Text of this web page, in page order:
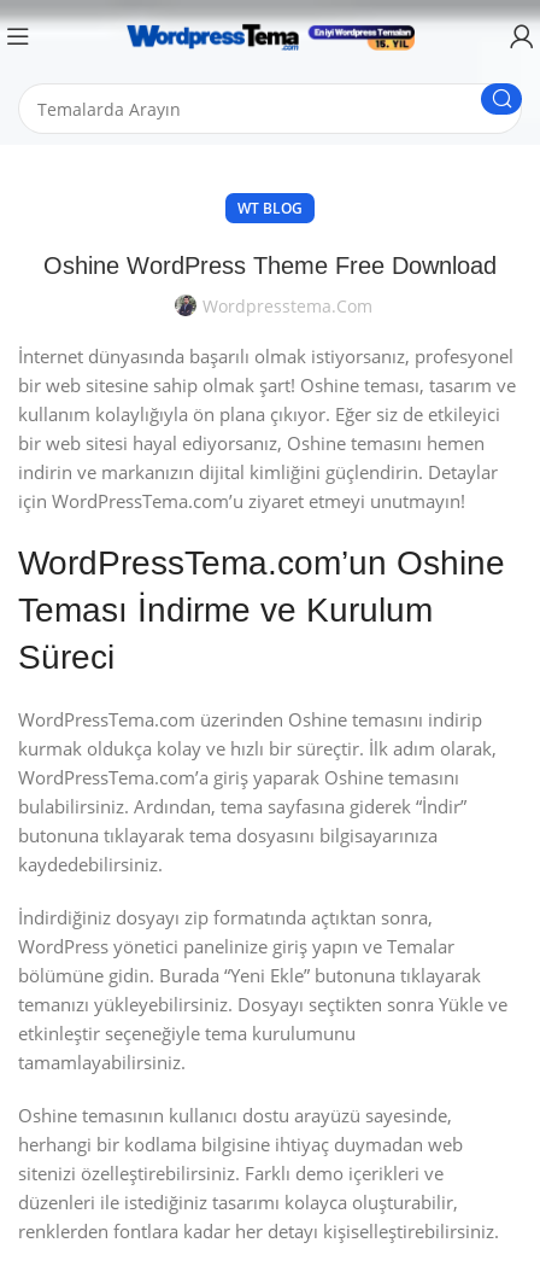
WT BLOG
Oshine WordPress Theme Free Download
Wordpresstema.com
İnternet dünyasında başarılı olmak istiyorsanız, profesyonel
bir web sitesine sahip olmak şart! Oshine teması, tasarım ve
kullanım kolaylığıyla ön plana çıkıyor. Eğer siz de etkileyici
bir web sitesi hayal ediyorsanız, Oshine temasını hemen
indirin ve markanızın dijital kimliğini güçlendirin. Detaylar
için WordPressTema.com’u ziyaret etmeyi unutmayın!
WordPressTema.com’un Oshine
Teması İndirme ve Kurulum
Süreci
WordPressTema.com üzerinden Oshine temasını indirip
kurmak oldukça kolay ve hızlı bir süreçtir. İlk adım olarak,
WordPressTema.com’a giriş yaparak Oshine temasını
bulabilirsiniz. Ardından, tema sayfasına giderek “İndir”
butonuna tıklayarak tema dosyasını bilgisayarınıza
kaydedebilirsiniz.
İndirdiğiniz dosyayı zip formatında açtıktan sonra,
WordPress yönetici panelinize giriş yapın ve Temalar
bölümüne gidin. Burada “Yeni Ekle” butonuna tıklayarak
temanızı yükleyebilirsiniz. Dosyayı seçtikten sonra Yükle ve
etkinleştir seçeneğiyle tema kurulumunu
tamamlayabilirsiniz.
Oshine temasının kullanıcı dostu arayüzü sayesinde,
herhangi bir kodlama bilgisine ihtiyaç duymadan web
sitenizi özelleştirebilirsiniz. Farklı demo içerikleri ve
düzenleri ile istediğiniz tasarımı kolayca oluşturabilir,
renklerden fontlara kadar her detayı kişiselleştirebilirsiniz.